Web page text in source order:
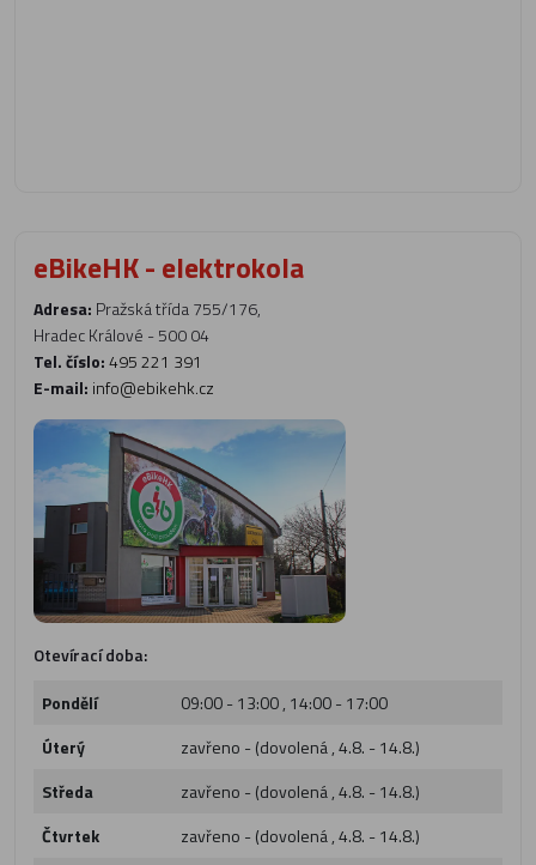
eBikeHK - elektrokola
Adresa: Pražská třída 755/176,
Hradec Králové - 500 04
Tel. číslo:495 221 391
E-mail: info@ebikehk.cz
Otevírací doba:
Pondělí
09:00 - 13:00 , 14:00 - 17:00
Úterý
zavřeno - (dovolená , 4.8. - 14.8.)
Středa
zavřeno - (dovolená , 4.8. - 14.8.)
Čtvrtek
zavřeno - (dovolená , 4.8. - 14.8.)